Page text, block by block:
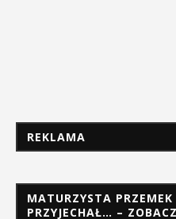
REKLAMA
MATURZYSTA
PRZYJECHAŁ… –